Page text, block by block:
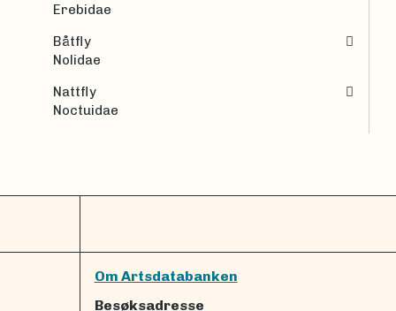
Erebidae
Båtfly
Nolidae
Nattfly
Noctuidae
Om Artsdatabanken
Besøksadresse